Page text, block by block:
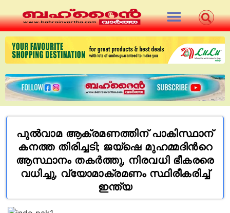
പുൽവാമ ആക്രമണത്തിന് പാകിസ്ഥാന്
കനത്ത തിരിച്ചടി; ജയ്ഷെ മുഹമ്മദിന്‍റെ
ആസ്ഥാനം തകർത്തു, നിരവധി ഭീകരരെ
വധിച്ചു, വ്യോമാക്രമണം സ്ഥിരീകരിച്ച്
ഇന്ത്യ